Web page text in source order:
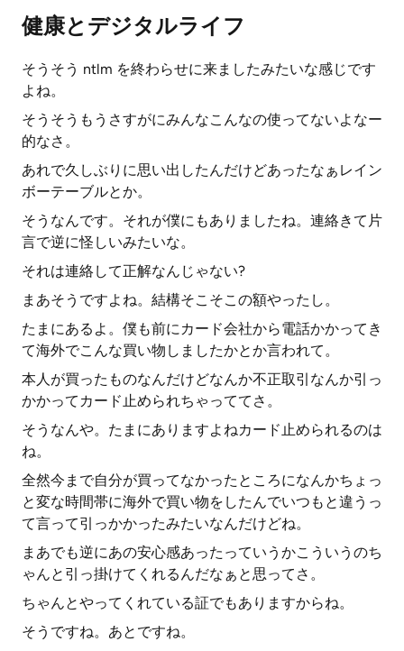
健康とデジタルライフ
そうそう ntlm を終わらせに来ましたみたいな感じです
よね。
そうそうもうさすがにみんなこんなの使ってないよなー
的なさ。
あれで久しぶりに思い出したんだけどあったなぁレイン
ボーテーブルとか。
そうなんです。それが僕にもありましたね。連絡きて片
言で逆に怪しいみたいな。
それは連絡して正解なんじゃない?
まあそうですよね。結構そこそこの額やったし。
たまにあるよ。僕も前にカード会社から電話かかってき
て海外でこんな買い物しましたかとか言われて。
本人が買ったものなんだけどなんか不正取引なんか引っ
かかってカード止められちゃっててさ。
そうなんや。たまにありますよねカード止められるのは
ね。
全然今まで自分が買ってなかったところになんかちょっ
と変な時間帯に海外で買い物をしたんでいつもと違うっ
て言って引っかかったみたいなんだけどね。
まあでも逆にあの安心感あったっていうかこういうのち
ゃんと引っ掛けてくれるんだなぁと思ってさ。
ちゃんとやってくれている証でもありますからね。
そうですね。あとですね。